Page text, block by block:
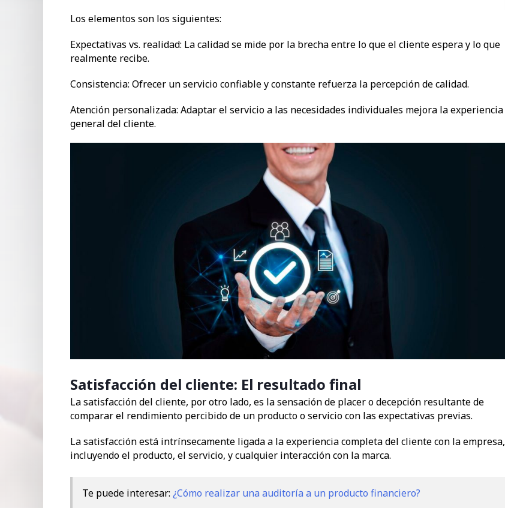
Los elementos son los siguientes:
Expectativas vs. realidad: La calidad se mide por la brecha entre lo que el cliente espera y lo que
realmente recibe.
Consistencia: Ofrecer un servicio confiable y constante refuerza la percepción de calidad.
Atención personalizada: Adaptar el servicio a las necesidades individuales mejora la experiencia
general del cliente.
Satisfacción del cliente: El resultado final
La satisfacción del cliente, por otro lado, es la sensación de placer o decepción resultante de
comparar el rendimiento percibido de un producto o servicio con las expectativas previas.
La satisfacción está intrínsecamente ligada a la experiencia completa del cliente con la empresa,
incluyendo el producto, el servicio, y cualquier interacción con la marca.
Te puede interesar: ¿Cómo realizar una auditoría a un producto financiero?